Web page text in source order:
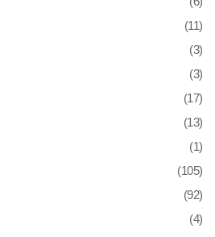
(11)
(3)
(3)
(17)
(13)
(1)
(105)
(92)
(4)